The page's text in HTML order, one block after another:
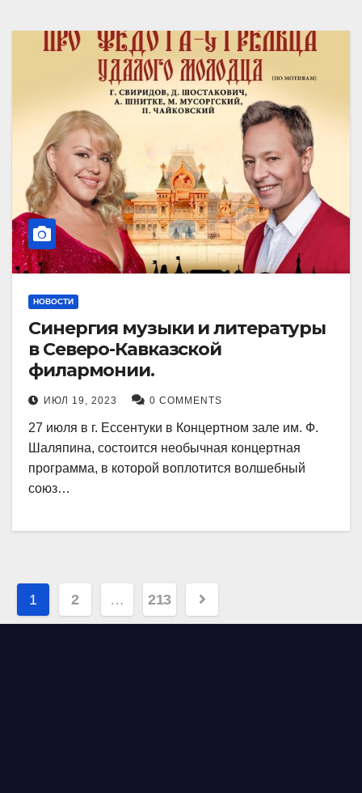
НОВОСТИ
Синергия музыки и литературы
в Северо-Кавказской
филармонии.
ИЮЛ 19, 2023 0 COMMENTS
27 июля в г. Ессентуки в Концертном зале им. Ф.
Шаляпина, состоится необычная концертная
программа, в которой воплотится волшебный
союз…
Навигация
по
1 2 … 213